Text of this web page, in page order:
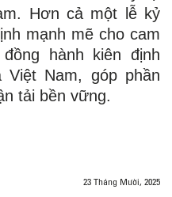
Hơn cả một lễ kỷ
mạnh mẽ cho cam
hành kiên định
Nam, góp phần
tải bền vững.
23 Tháng Mười, 2025